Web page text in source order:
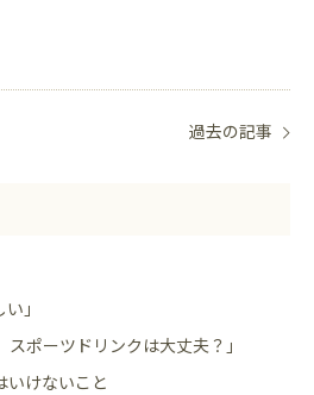
過去の記事
」
スポーツドリンクは大丈夫？」
いけないこと